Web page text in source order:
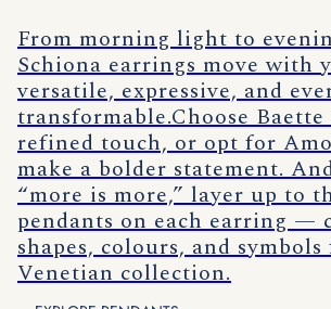
From morning light to
Schiona earrings move with
versatile, expressive, and
transformable.Choose
refined touch, or opt for
make a bolder statement.
“more is more,” layer up to
pendants on each earring —
shapes, colours, and
Venetian collection.